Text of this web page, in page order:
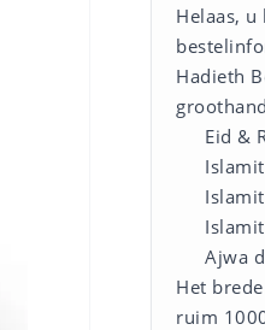
Helaas,
Hadieth
Eid &
Ajwa
Het
ruim